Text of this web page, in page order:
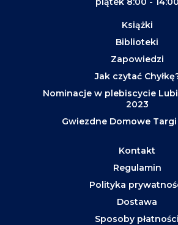
Książki
Biblioteki
Zapowiedzi
Jak czytać
Nominacje w plebiscycie
2023
Gwiezdne Domowe Targi
Kontakt
Regulamin
Polityka
Dostawa
Sposoby płatności